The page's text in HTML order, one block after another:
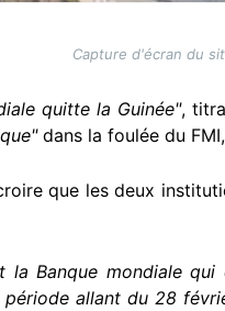
Capture d'écran du
quitte la Guinée",
dans la foulée du
que les deux
la Banque mondiale
allant du 28